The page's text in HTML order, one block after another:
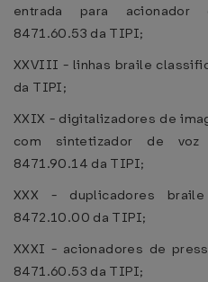
entrada para acionador
8471.60.53 da TIPI;
XXVIII - linhas braile
da TIPI;
XXIX - digitalizadores de
com sintetizador de
8471.90.14 da TIPI;
XXX - duplicadores
8472.10.00 da TIPI;
XXXI - acionadores de
8471.60.53 da TIPI;